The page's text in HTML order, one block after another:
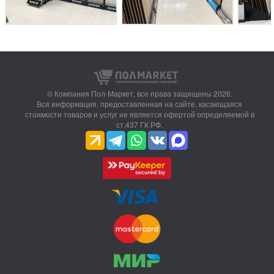
© Компания Пол-Маркет, все права защищены 2026.
Вся информация, предоставленная на сайте, касающаяся
стоимости товаров и услуг не является офертой определяемой в
ст.437 ГК РФ.